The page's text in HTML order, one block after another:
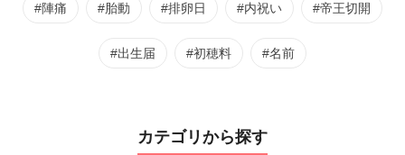
#陣痛 #胎動 #排卵日 #内祝い #帝王切開
#出生届 #初穂料 #名前
カテゴリから探す